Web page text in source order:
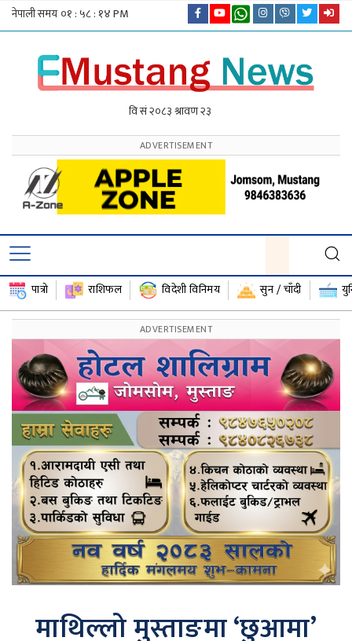
पात्रो राशिफल विदेशी विनिमय सुन / चाँदी
माथिल्लो मुस्ताङमा ‘छुआमा’